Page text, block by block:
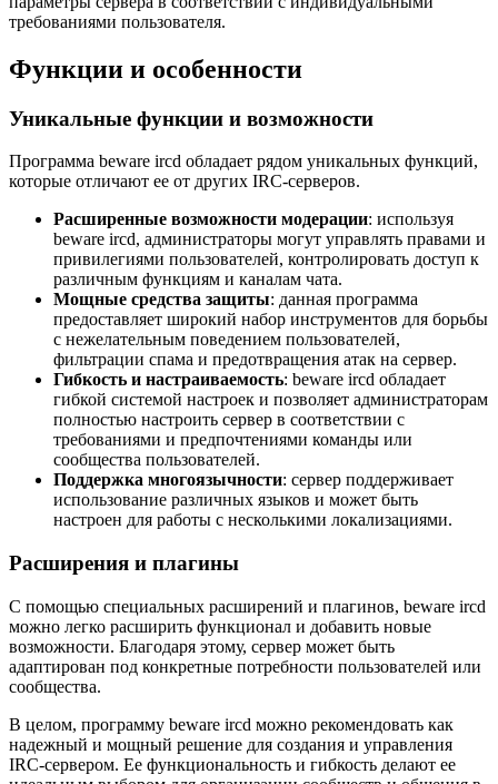
требованиями пользователя.
Функции и особенности
Уникальные функции и возможности
Программа beware ircd обладает рядом уникальных функций,
которые отличают ее от других IRC-серверов.
Расширенные возможности модерации: используя
beware ircd, администраторы могут управлять правами и
привилегиями пользователей, контролировать доступ к
различным функциям и каналам чата.
Мощные средства защиты: данная программа
предоставляет широкий набор инструментов для борьбы
с нежелательным поведением пользователей,
фильтрации спама и предотвращения атак на сервер.
Гибкость и настраиваемость: beware ircd обладает
гибкой системой настроек и позволяет администраторам
полностью настроить сервер в соответствии с
требованиями и предпочтениями команды или
сообщества пользователей.
Поддержка многоязычности: сервер поддерживает
использование различных языков и может быть
настроен для работы с несколькими локализациями.
Расширения и плагины
С помощью специальных расширений и плагинов, beware ircd
можно легко расширить функционал и добавить новые
возможности. Благодаря этому, сервер может быть
адаптирован под конкретные потребности пользователей или
сообщества.
В целом, программу beware ircd можно рекомендовать как
надежный и мощный решение для создания и управления
IRC-сервером. Ее функциональность и гибкость делают ее